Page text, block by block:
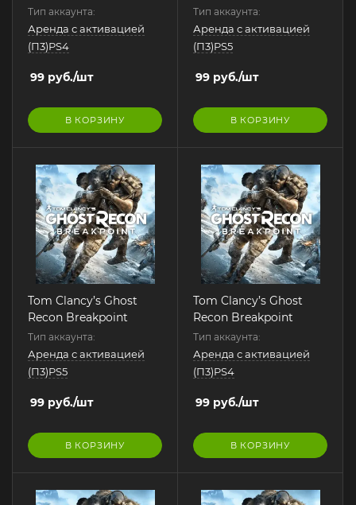
Тип аккаунта:
Аренда с активацией
(П3)PS4
99 руб./шт
В КОРЗИНУ
Тип аккаунта:
Аренда с активацией
(П3)PS5
99 руб./шт
В КОРЗИНУ
Tom Clancy’s Ghost
Recon Breakpoint
Тип аккаунта:
Аренда с активацией
(П3)PS5
99 руб./шт
В КОРЗИНУ
Tom Clancy’s Ghost
Recon Breakpoint
Тип аккаунта:
Аренда с активацией
(П3)PS4
99 руб./шт
В КОРЗИНУ